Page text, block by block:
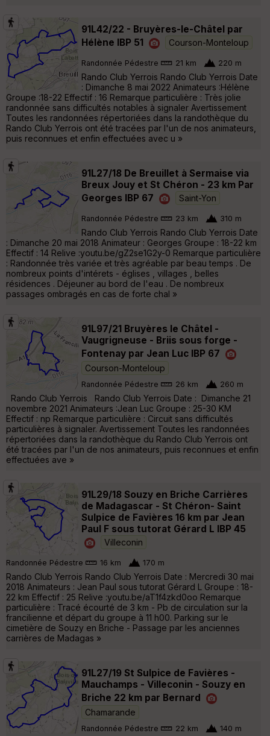
91L42/22 - Bruyères-le-Châtel par
Hélène IBP 51
Courson-Monteloup
Randonnée Pédestre 21 km 220 m
Rando Club Yerrois Rando Club Yerrois Date
: Dimanche 8 mai 2022 Animateurs :Hélène
Groupe :18-22 Effectif : 16 Remarque particulière : Très jolie
randonnée sans difficultés notables à signaler Avertissement
Toutes les randonnées répertoriées dans la randothèque du
Rando Club Yerrois ont été tracées par l'un de nos animateurs,
puis reconnues et enfin effectuées avec u »
91L27/18 De Breuillet à Sermaise via
Breux Jouy et St Chéron - 23 km Par
Georges IBP 67
Saint-Yon
Randonnée Pédestre 23 km 310 m
Rando Club Yerrois Rando Club Yerrois Date
: Dimanche 20 mai 2018 Animateur : Georges Groupe : 18-22 km
Effectif : 14 Relive :youtu.be/gZ2se1G2y-0 Remarque particulière
: Randonnée très variée et très agréable par beau temps . De
nombreux points d'intérets - églises , villages , belles
résidences . Déjeuner au bord de l'eau . De nombreux
passages ombragés en cas de forte chal »
91L97/21 Bruyères le Châtel -
Vaugrigneuse - Briis sous forge -
Fontenay par Jean Luc IBP 67
Courson-Monteloup
Randonnée Pédestre 26 km 260 m
Rando Club Yerrois Rando Club Yerrois Date : Dimanche 21
novembre 2021 Animateurs :Jean Luc Groupe : 25-30 KM
Effectif : np Remarque particulière : Circuit sans difficultés
particulières à signaler. Avertissement Toutes les randonnées
répertoriées dans la randothèque du Rando Club Yerrois ont
été tracées par l'un de nos animateurs, puis reconnues et enfin
effectuées ave »
91L29/18 Souzy en Briche Carrières
de Madagascar - St Chéron- Saint
Sulpice de Favières 16 km par Jean
Paul F sous tutorat Gérard L IBP 45
Villeconin
Randonnée Pédestre 16 km 170 m
Rando Club Yerrois Rando Club Yerrois Date : Mercredi 30 mai
2018 Animateurs : Jean Paul sous tutorat Gérard L Groupe : 18-
22 km Effectif : 25 Relive :youtu.be/aT1f4zkd0oo Remarque
particulière : Tracé écourté de 3 km - Pb de circulation sur la
francilienne et départ du groupe à 11 h00. Parking sur le
cimetière de Souzy en Briche - Passage par les anciennes
carrières de Madagas »
91L27/19 St Sulpice de Favières -
Mauchamps - Villeconin - Souzy en
Briche 22 km par Bernard
Chamarande
Randonnée Pédestre 22 km 140 m